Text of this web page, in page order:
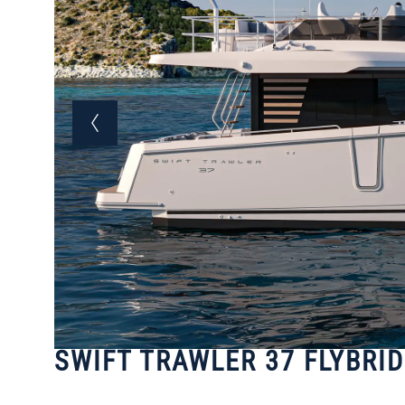
SWIFT TRAWLER 37